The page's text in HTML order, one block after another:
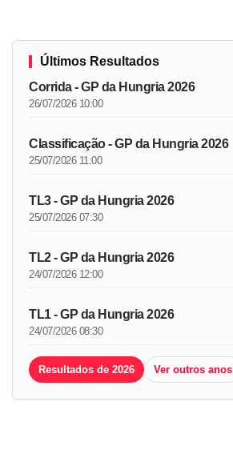
Últimos Resultados
Corrida - GP da Hungria 2026
26/07/2026 10:00
Classificação - GP da Hungria 2026
25/07/2026 11:00
TL3 - GP da Hungria 2026
25/07/2026 07:30
TL2 - GP da Hungria 2026
24/07/2026 12:00
TL1 - GP da Hungria 2026
24/07/2026 08:30
Resultados de 2026 Ver outros anos